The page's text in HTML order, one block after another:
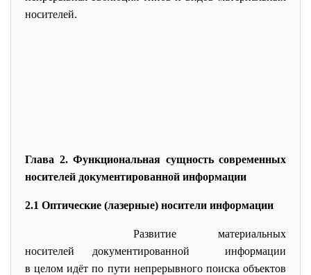
носителей.
Глава 2. Функциональная сущность современных
носителей документированной информации
2.1 Оптические (лазерные) носители информации
Развитие материальных
носителей документированной информации
в целом идёт по пути непрерывного поиска объектов